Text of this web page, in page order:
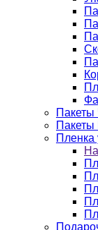
Пакеты
Пакеты
Пленка